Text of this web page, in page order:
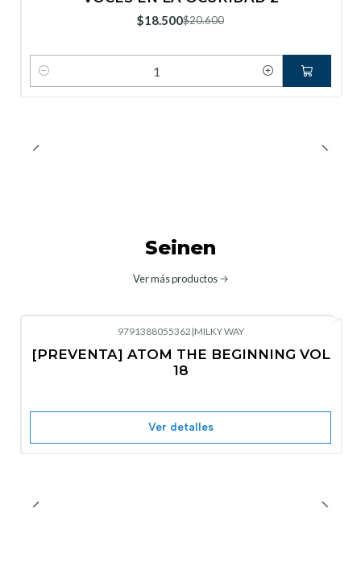
$18.500$20.600
Cantidad
Seinen
Ver más productos
9791388055362 |MILKY WAY
[PREVENTA] ATOM THE BEGINNING VOL
18
Ver detalles